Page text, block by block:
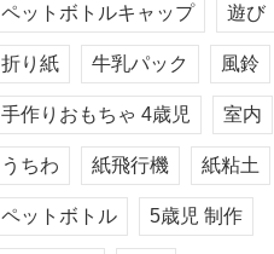
ペットボトルキャップ 遊び
折り紙 牛乳パック 風鈴
手作りおもちゃ 4歳児 室内
うちわ 紙飛行機 紙粘土
ペットボトル 5歳児 制作